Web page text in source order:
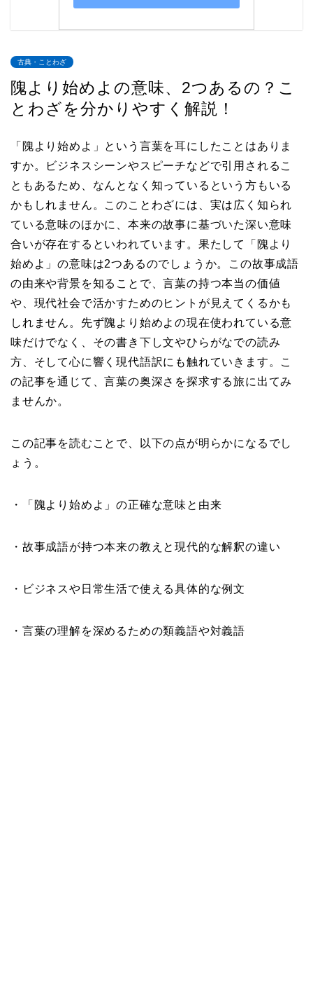
古典・ことわざ
隗より始めよの意味、2つあるの？こ
とわざを分かりやすく解説！
「隗より始めよ」という言葉を耳にしたことはありま
すか。ビジネスシーンやスピーチなどで引用されるこ
ともあるため、なんとなく知っているという方もいる
かもしれません。このことわざには、実は広く知られ
ている意味のほかに、本来の故事に基づいた深い意味
合いが存在するといわれています。果たして「隗より
始めよ」の意味は2つあるのでしょうか。この故事成語
の由来や背景を知ることで、言葉の持つ本当の価値
や、現代社会で活かすためのヒントが見えてくるかも
しれません。先ず隗より始めよの現在使われている意
味だけでなく、その書き下し文やひらがなでの読み
方、そして心に響く現代語訳にも触れていきます。こ
の記事を通じて、言葉の奥深さを探求する旅に出てみ
ませんか。
この記事を読むことで、以下の点が明らかになるでし
ょう。
・「隗より始めよ」の正確な意味と由来
・故事成語が持つ本来の教えと現代的な解釈の違い
・ビジネスや日常生活で使える具体的な例文
・言葉の理解を深めるための類義語や対義語